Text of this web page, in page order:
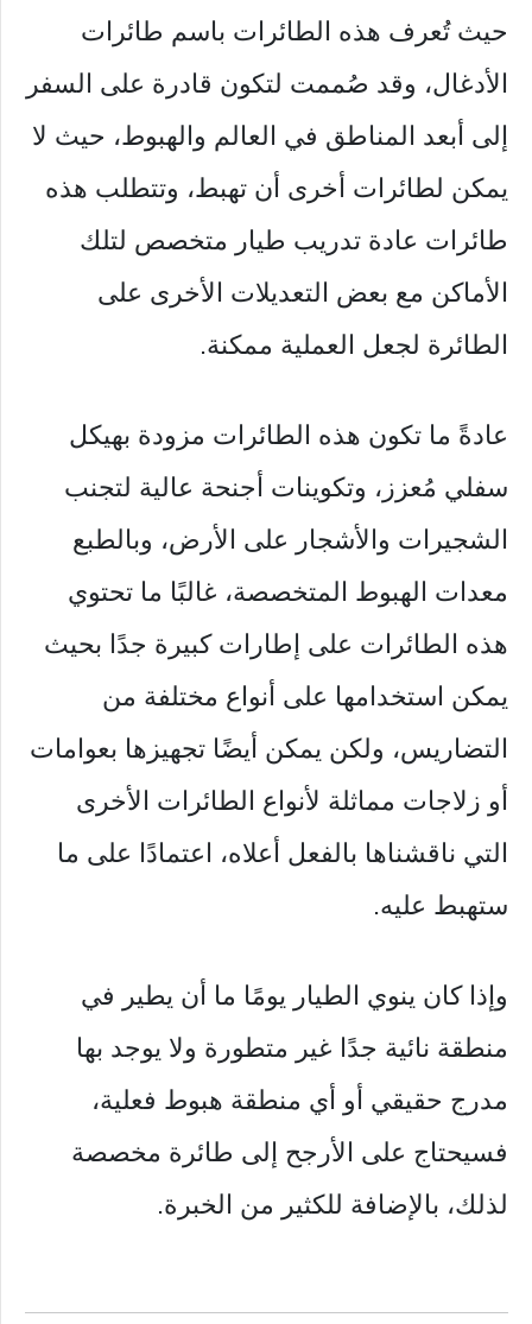
حيث تُعرف هذه الطائرات باسم طائرات
الأدغال، وقد صُممت لتكون قادرة على السفر
إلى أبعد المناطق في العالم والهبوط، حيث لا
يمكن لطائرات أخرى أن تهبط، وتتطلب هذه
طائرات عادة تدريب طيار متخصص لتلك
الأماكن مع بعض التعديلات الأخرى على
الطائرة لجعل العملية ممكنة.
عادةً ما تكون هذه الطائرات مزودة بهيكل
سفلي مُعزز، وتكوينات أجنحة عالية لتجنب
الشجيرات والأشجار على الأرض، وبالطبع
معدات الهبوط المتخصصة، غالبًا ما تحتوي
هذه الطائرات على إطارات كبيرة جدًا بحيث
يمكن استخدامها على أنواع مختلفة من
التضاريس، ولكن يمكن أيضًا تجهيزها بعوامات
أو زلاجات مماثلة لأنواع الطائرات الأخرى
التي ناقشناها بالفعل أعلاه، اعتمادًا على ما
ستهبط عليه.
وإذا كان ينوي الطيار يومًا ما أن يطير في
منطقة نائية جدًا غير متطورة ولا يوجد بها
مدرج حقيقي أو أي منطقة هبوط فعلية،
فسيحتاج على الأرجح إلى طائرة مخصصة
لذلك، بالإضافة للكثير من الخبرة.